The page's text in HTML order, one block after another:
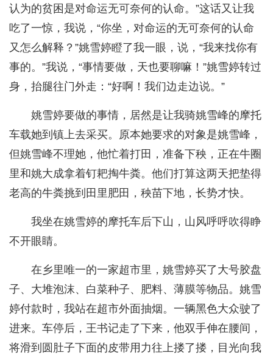
认为的贫困是对命运无可奈何的认命。”这话又让我
吃了一惊，我说，“你坐，对命运的无可奈何的认命
又怎么解释？”姚雪婷瞪了我一眼，说，“我来找你有
事的。”我说，“事情要做，天也要聊嘛！”姚雪婷转过
身，抬腿往门外走：“好啊！我们边走边说。”
姚雪婷要做的事情，居然是让我骑姚雪峰的摩托
车载她到镇上去采买。原本她要求的对象是姚雪峰，
但姚雪峰不理她，他忙着打田，准备下秧，正在牛圈
里和姚大成拿着钉耙掏牛粪。他们打算这两天把垫得
老高的牛粪挑到田里肥田，秧苗下地，长势才快。
我坐在姚雪婷的摩托车后下山，山风呼呼吹得睁
不开眼睛。
在乡里唯一的一家超市里，姚雪婷买了大号胶盘
子、大堆泡沫、白菜种子、肥料、薄膜等物品。姚雪
婷付款时，我站在超市外面抽烟。一辆黑色大众驶了
进来。车停后，王书记走了下来，他双手伸在腰间，
将滑到圆肚子下面的皮带用力往上搂了搂，目光向我